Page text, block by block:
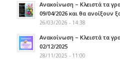
Ανακοίνωση – Κλειστά τα
09/04/2026 και θα ανοίξουν
26/03/2026 - 14:38
Ανακοίνωση – Κλειστά τα
02/12/2025
28/11/2025 - 11:00